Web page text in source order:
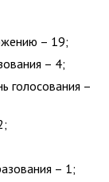
– 19;
– 4;
голосования –
– 1;